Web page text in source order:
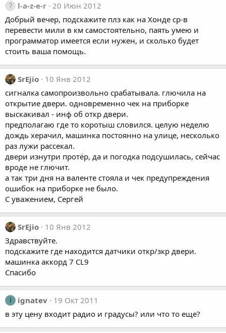
l-a-z-e-r 20 Июн 2012
Добрый вечер, подскажите плз как на Хонде ср-в
перевести мили в км самостоятельно, паять умею и
программатор имеется если нужен, и сколько будет
стоить ваша помощь.
SrEjio
10 Янв 2012
сигналка самопроизвольно срабатывала. глючила на
открытие двери. одновременно чек на приборке
выскакивал - инф об откр двери.
предполагаю где то коротыш словился. целую неделю
дождь херачил, машинка постоянно на улице, несколько
раз лужи рассекал.
двери изнутри протёр, да и погодка подсушилась, сейчас
вроде не глючит.
а так три дня на валенте стояла и чек предупреждения
ошибок на приборке не было.
С уважением, Сергей
SrEjio
10 Янв 2012
Здравствуйте.
подскажите где находится датчики откр/зкр двери.
машинка аккорд 7 CL9
Спасибо
ignatev
19 Окт 2011
в эту цену входит радио и градусы? или что то еще?